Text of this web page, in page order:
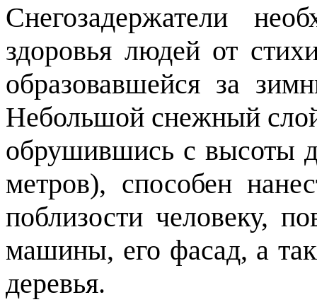
Снегозадержатели
здоровья людей от
образовавшейся за
Небольшой снежный
обрушившись с высоты
метров), способен
поблизости человеку,
машины, его фасад, а
деревья.